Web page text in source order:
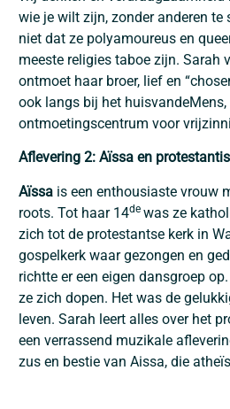
wie je wilt zijn, zonder anderen te
niet dat ze polyamoureus en
meeste religies taboe zijn. Sarah
ontmoet haar broer, lief en
ook langs bij het huisvandeMens,
ontmoetingscentrum voor
Aflevering 2: Aïssa en
Aïssa is een enthousiaste vrouw
roots. Tot haar 14de was ze
zich tot de protestantse kerk in
gospelkerk waar gezongen en
richtte er een eigen dansgroep
ze zich dopen. Het was de
leven. Sarah leert alles over het
een verrassend muzikale
zus en bestie van Aissa, die